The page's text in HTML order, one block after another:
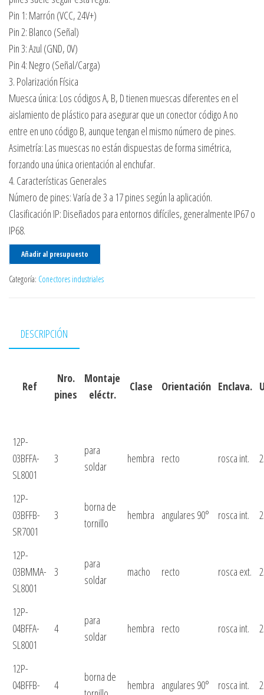
Pin 1: Marrón (VCC, 24V+)
Pin 2: Blanco (Señal)
Pin 3: Azul (GND, 0V)
Pin 4: Negro (Señal/Carga)
3. Polarización Física
Muesca única: Los códigos A, B, D tienen muescas diferentes en el
aislamiento de plástico para asegurar que un conector código A no
entre en uno código B, aunque tengan el mismo número de pines.
Asimetría: Las muescas no están dispuestas de forma simétrica,
forzando una única orientación al enchufar.
4. Características Generales
Número de pines: Varía de 3 a 17 pines según la aplicación.
Clasificación IP: Diseñados para entornos difíciles, generalmente IP67 o
IP68.
Añadir al presupuesto
Categoría: Conectores industriales
DESCRIPCIÓN
Ref
Nro.
pines
Montaje
eléctr.
Clase Orientación Enclava.
12P-
03BFFA-
SL8001
3
para
soldar
hembra recto rosca int.
12P-
03BFFB-
SR7001
3
borna de
tornillo
hembra angulares 90° rosca int.
12P-
03BMMA-
SL8001
3
para
soldar
macho recto rosca ext.
12P-
04BFFA-
SL8001
4
para
soldar
hembra recto rosca int.
12P-
04BFFB-
4
borna de
hembra angulares 90° rosca int.